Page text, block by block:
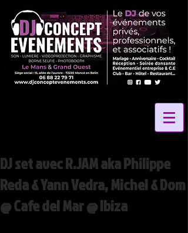
DJ set avec R.JAM aka Philippe
Reda & Yann Vedra, Michel & Dom
@ Cafe del Mar @ Ibiza